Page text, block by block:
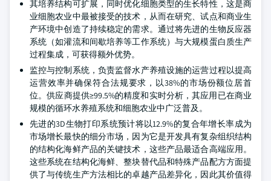
其培养结构可扩展，同时优化细胞类型的生长特性，这是商
业细胞农业中最被接受的技术，从而在研究、试点和商业生
产环境中创造了持续稳定的需求。通过将先进的生物反应器
系统（如灌流和间歇培养等工作系统）与大规模蛋白质生产
过程集成，可获得额外优势。
监控与控制系统，负责监督水产养殖设施的运营过程以提高
运营效率并确保符合法规要求，以38%的市场份额位居首
位。供应商提供≥99.5%的精度和实时分析，其应用已在商业
规模的循环水养殖系统和细胞农业中广泛普及。
先进的3D生物打印系统预计将以12.9%的复合年增长率成为
市场增长最快的细分市场，因为它是开发具有复杂组织结构
的结构化海鲜产品的关键技术，这些产品最适合高端应用。
这些系统在结构化海鲜、整块替代品和特殊产品配方方面提
供了与传统生产方法相比的卓越产品差异化，因此其价值得